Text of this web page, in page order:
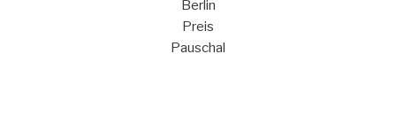
Berlin
Preis
Pauschal